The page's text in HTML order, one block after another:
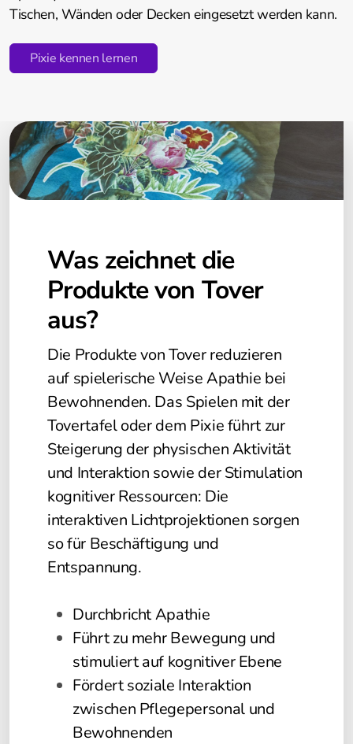
Tischen, Wänden oder Decken eingesetzt werden kann.
Pixie kennen lernen
Was zeichnet die
Produkte von Tover
aus?
Die Produkte von Tover reduzieren
auf spielerische Weise Apathie bei
Bewohnenden. Das Spielen mit der
Tovertafel oder dem Pixie führt zur
Steigerung der physischen Aktivität
und Interaktion sowie der Stimulation
kognitiver Ressourcen: Die
interaktiven Lichtprojektionen sorgen
so für Beschäftigung und
Entspannung.
Durchbricht Apathie
Führt zu mehr Bewegung und
stimuliert auf kognitiver Ebene
Fördert soziale Interaktion
zwischen Pflegepersonal und
Bewohnenden